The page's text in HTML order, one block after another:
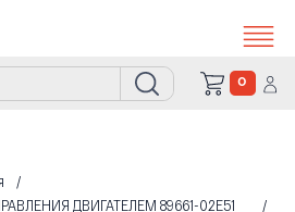
0
ДВИГАТЕЛЕМ 89661-02E51